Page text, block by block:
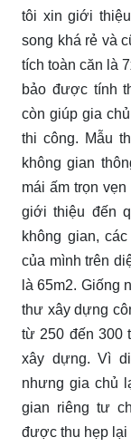
tôi xin giới
song khá rẻ và
tích toàn căn là
bảo được tính
còn giúp gia
thi công. Mẫu
không gian
mái ấm trọn
giới thiệu đến
không gian,
của mình trên
là 65m2. Giống
thư xây dựng
từ 250 đến 300
xây dựng. Vì
nhưng gia chủ
gian riêng tư
được thu hẹp